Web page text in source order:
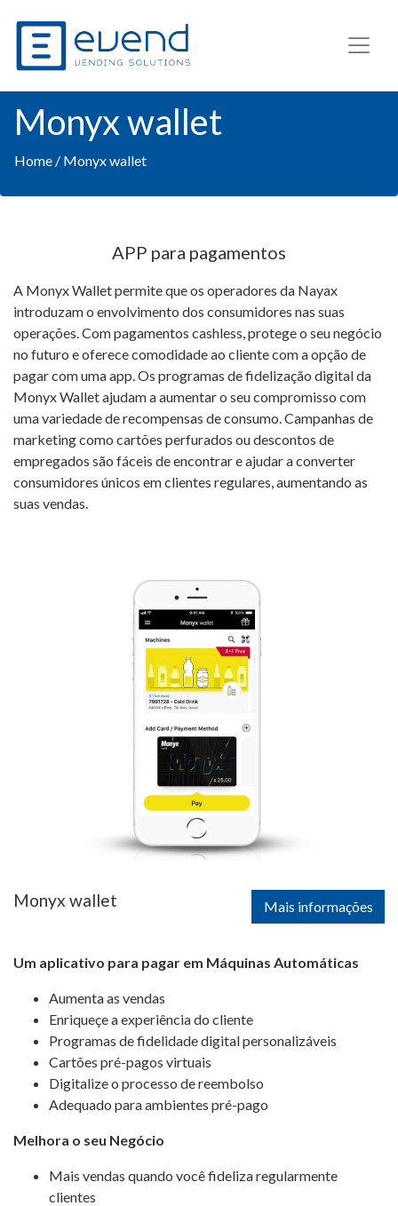
Monyx wallet
Home / Monyx wallet
APP para pagamentos
A Monyx Wallet permite que os operadores da Nayax
introduzam o envolvimento dos consumidores nas suas
operações. Com pagamentos cashless, protege o seu negócio
no futuro e oferece comodidade ao cliente com a opção de
pagar com uma app. Os programas de fidelização digital da
Monyx Wallet ajudam a aumentar o seu compromisso com
uma variedade de recompensas de consumo. Campanhas de
marketing como cartões perfurados ou descontos de
empregados são fáceis de encontrar e ajudar a converter
consumidores únicos em clientes regulares, aumentando as
suas vendas.
Monyx wallet Mais informações
Um aplicativo para pagar em Máquinas Automáticas
Aumenta as vendas
Enriqueçe a experiência do cliente
Programas de fidelidade digital personalizáveis
Cartões pré-pagos virtuais
Digitalize o processo de reembolso
Adequado para ambientes pré-pago
Melhora o seu Negócio
Mais vendas quando você fideliza regularmente
clientes